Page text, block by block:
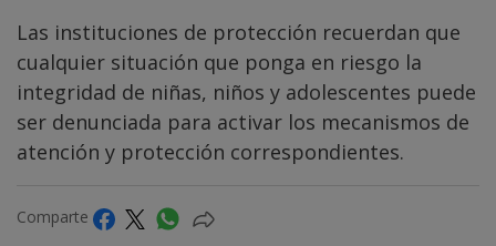
Las instituciones de protección recuerdan que
cualquier situación que ponga en riesgo la
integridad de niñas, niños y adolescentes puede
ser denunciada para activar los mecanismos de
atención y protección correspondientes.
Comparte